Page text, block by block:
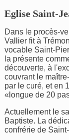
Eglise Saint-
Dans le procès-
Vallier fit à
vocable Saint-
la présente
découverte, à
couvrant le
par le curé, et en
«longue de 20
Actuellement le
Baptiste. La
confrérie de